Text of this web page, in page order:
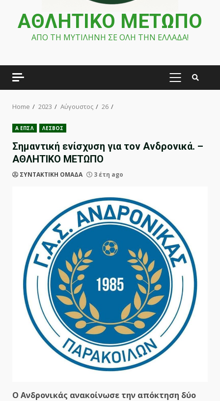
ΑΘΛΗΤΙΚΟ ΜΕΤΩΠΟ
ΑΠΟ ΤΗ ΜΥΤΙΛΗΝΗ ΣΕ ΟΛΗ ΤΗΝ ΕΛΛΑΔΑ!
PRIMARY
Home 2023 Αύγουστος 26
Α ΕΠΣΛ ΛΕΣΒΟΣ
Σημαντική ενίσχυση για τον Ανδρονικά. –
ΑΘΛΗΤΙΚΟ ΜΕΤΩΠΟ
ΣΥΝΤΑΚΤΙΚΗ ΟΜΑΔΑ 3 έτη ago
Ο Ανδρονικάς ανακοίνωσε την απόκτηση δύο